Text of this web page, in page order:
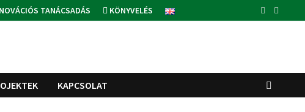
TANÁCSADÁS KÖNYVELÉS
KAPCSOLAT